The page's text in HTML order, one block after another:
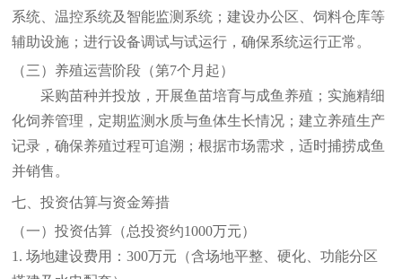
系统、温控系统及智能监测系统；建设办公区、饲料仓库等
辅助设施；进行设备调试与试运行，确保系统运行正常。
（三）养殖运营阶段（第7个月起）
采购苗种并投放，开展鱼苗培育与成鱼养殖；实施精细
化饲养管理，定期监测水质与鱼体生长情况；建立养殖生产
记录，确保养殖过程可追溯；根据市场需求，适时捕捞成鱼
并销售。
七、投资估算与资金筹措
（一）投资估算（总投资约1000万元）
1. 场地建设费用：300万元（含场地平整、硬化、功能分区